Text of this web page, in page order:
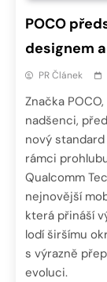
POCO
designem
PR Článek
Značka
nadšenci,
nový
rámci
Qualcomm
nejnovější
která přináší
lodí širšímu
s výrazně
evoluci.